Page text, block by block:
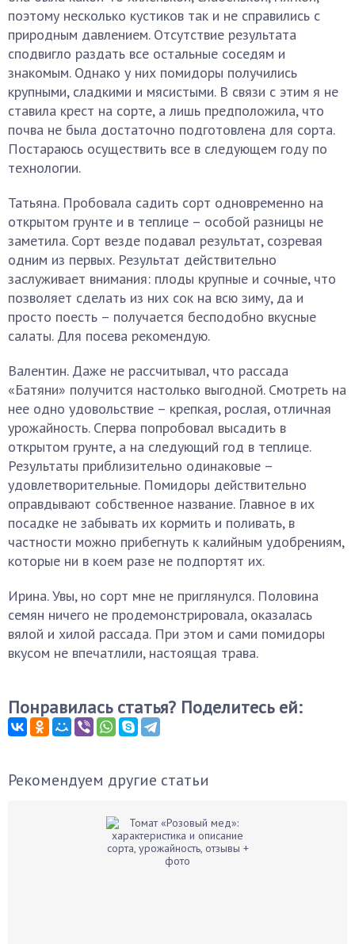
поэтому несколько кустиков так и не справились с
природным давлением. Отсутствие результата
сподвигло раздать все остальные соседям и
знакомым. Однако у них помидоры получились
крупными, сладкими и мясистыми. В связи с этим я не
ставила крест на сорте, а лишь предположила, что
почва не была достаточно подготовлена для сорта.
Постараюсь осуществить все в следующем году по
технологии.
Татьяна. Пробовала садить сорт одновременно на
открытом грунте и в теплице – особой разницы не
заметила. Сорт везде подавал результат, созревая
одним из первых. Результат действительно
заслуживает внимания: плоды крупные и сочные, что
позволяет сделать из них сок на всю зиму, да и
просто поесть – получается бесподобно вкусные
салаты. Для посева рекомендую.
Валентин. Даже не рассчитывал, что рассада
«Батяни» получится настолько выгодной. Смотреть на
нее одно удовольствие – крепкая, рослая, отличная
урожайность. Сперва попробовал высадить в
открытом грунте, а на следующий год в теплице.
Результаты приблизительно одинаковые –
удовлетворительные. Помидоры действительно
оправдывают собственное название. Главное в их
посадке не забывать их кормить и поливать, в
частности можно прибегнуть к калийным удобрениям,
которые ни в коем разе не подпортят их.
Ирина. Увы, но сорт мне не приглянулся. Половина
семян ничего не продемонстрировала, оказалась
вялой и хилой рассада. При этом и сами помидоры
вкусом не впечатлили, настоящая трава.
Понравилась статья? Поделитесь ей:
Рекомендуем другие статьи